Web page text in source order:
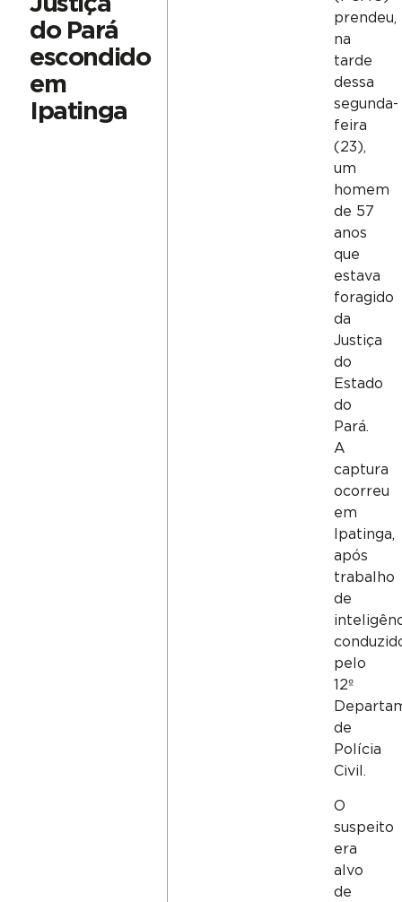
do Pará
escondido
em
Ipatinga
prendeu,
na
tarde
dessa
segunda-
feira
(23),
um
homem
de 57
anos
que
estava
foragido
da
Justiça
do
Estado
do
Pará.
A
captura
ocorreu
em
Ipatinga,
após
trabalho
de
pelo
12º
de
Polícia
Civil.
O
suspeito
era
alvo
de